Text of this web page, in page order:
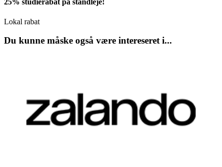
25% studierabat på standleje!
Lokal rabat
Du kunne måske også være intereseret i...